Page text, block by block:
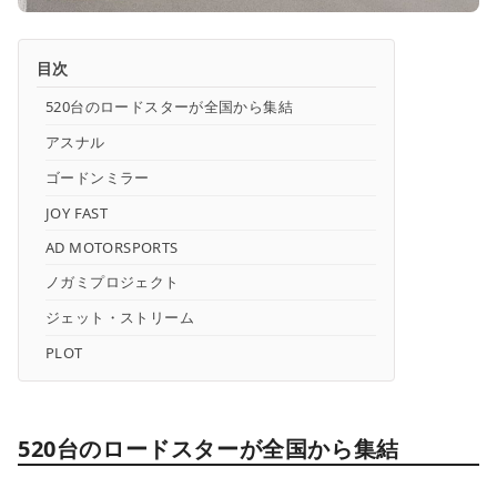
目次
520台のロードスターが全国から集結
アスナル
ゴードンミラー
JOY FAST
AD MOTORSPORTS
ノガミプロジェクト
ジェット・ストリーム
PLOT
520台のロードスターが全国から集結